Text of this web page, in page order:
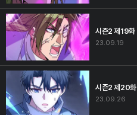
시즌2 제19화
23.09.19
시즌2 제20화
23.09.26